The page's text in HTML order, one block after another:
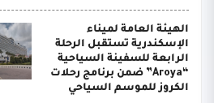
الهيئة العامة لميناء
الإسكندرية تستقبل الرحلة
الرابعة للسفينة السياحية
“Aroya” ضمن برنامج رحلات
الكروز للموسم السياحي